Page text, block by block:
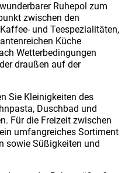
Ruhepol zum
zwischen den
und Teespezialitäten,
Küche
Wetterbedingungen
draußen auf der
Sie Kleinigkeiten des
Duschbad und
Für die Freizeit zwischen
umfangreiches Sortiment
sowie Süßigkeiten und